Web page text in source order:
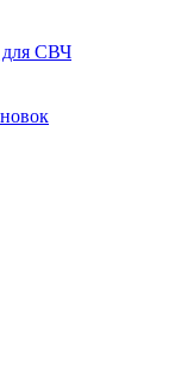
для СВЧ